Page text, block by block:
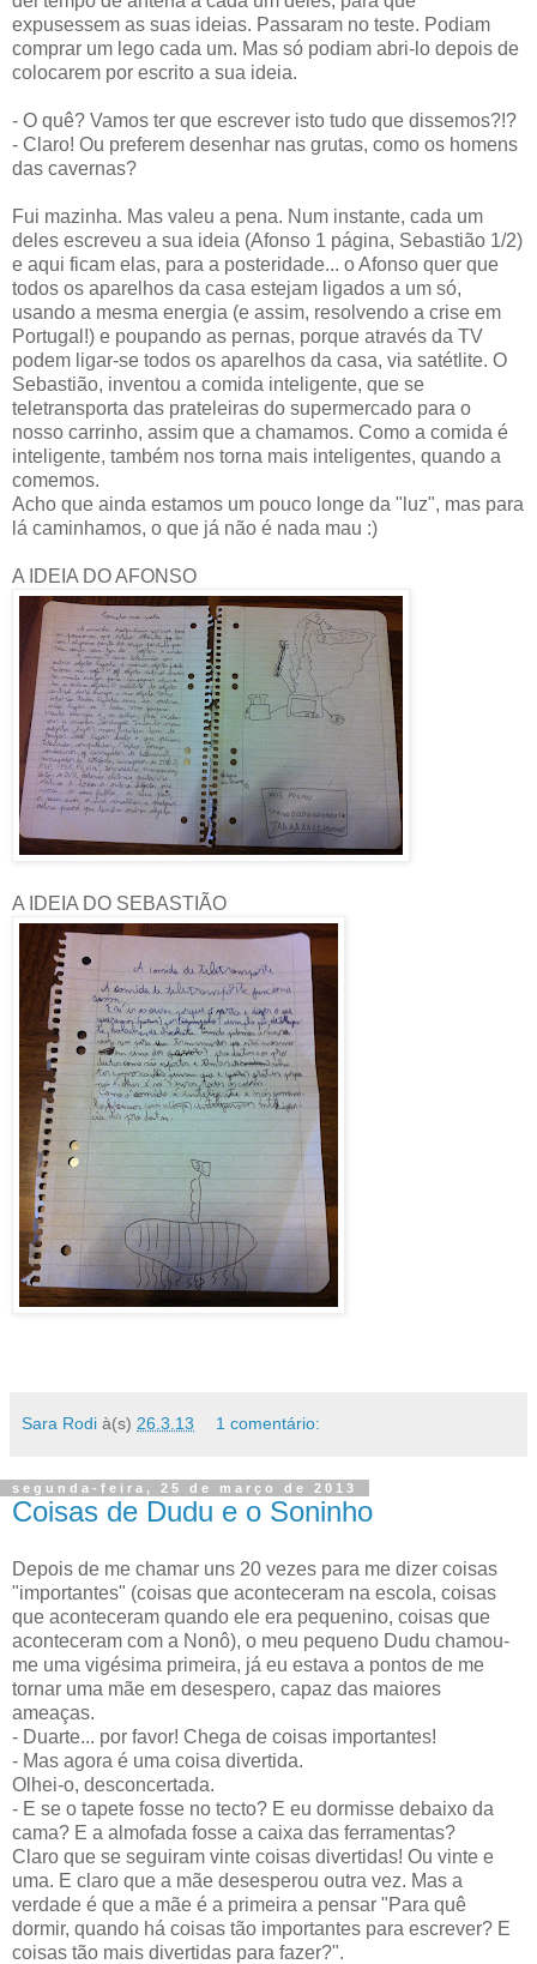
expusessem as suas ideias. Passaram no teste. Podiam
comprar um lego cada um. Mas só podiam abri-lo depois de
colocarem por escrito a sua ideia.
- O quê? Vamos ter que escrever isto tudo que dissemos?!?
- Claro! Ou preferem desenhar nas grutas, como os homens
das cavernas?
Fui mazinha. Mas valeu a pena. Num instante, cada um
deles escreveu a sua ideia (Afonso 1 página, Sebastião 1/2)
e aqui ficam elas, para a posteridade... o Afonso quer que
todos os aparelhos da casa estejam ligados a um só,
usando a mesma energia (e assim, resolvendo a crise em
Portugal!) e poupando as pernas, porque através da TV
podem ligar-se todos os aparelhos da casa, via satétlite. O
Sebastião, inventou a comida inteligente, que se
teletransporta das prateleiras do supermercado para o
nosso carrinho, assim que a chamamos. Como a comida é
inteligente, também nos torna mais inteligentes, quando a
comemos.
Acho que ainda estamos um pouco longe da "luz", mas para
lá caminhamos, o que já não é nada mau :)
A IDEIA DO AFONSO
A IDEIA DO SEBASTIÃO
Sara Rodi à(s) 26.3.13 1 comentário:
segunda-feira, 25 de março de 2013
Coisas de Dudu e o Soninho
Depois de me chamar uns 20 vezes para me dizer coisas
"importantes" (coisas que aconteceram na escola, coisas
que aconteceram quando ele era pequenino, coisas que
aconteceram com a Nonô), o meu pequeno Dudu chamou-
me uma vigésima primeira, já eu estava a pontos de me
tornar uma mãe em desespero, capaz das maiores
ameaças.
- Duarte... por favor! Chega de coisas importantes!
- Mas agora é uma coisa divertida.
Olhei-o, desconcertada.
- E se o tapete fosse no tecto? E eu dormisse debaixo da
cama? E a almofada fosse a caixa das ferramentas?
Claro que se seguiram vinte coisas divertidas! Ou vinte e
uma. E claro que a mãe desesperou outra vez. Mas a
verdade é que a mãe é a primeira a pensar "Para quê
dormir, quando há coisas tão importantes para escrever? E
coisas tão mais divertidas para fazer?".